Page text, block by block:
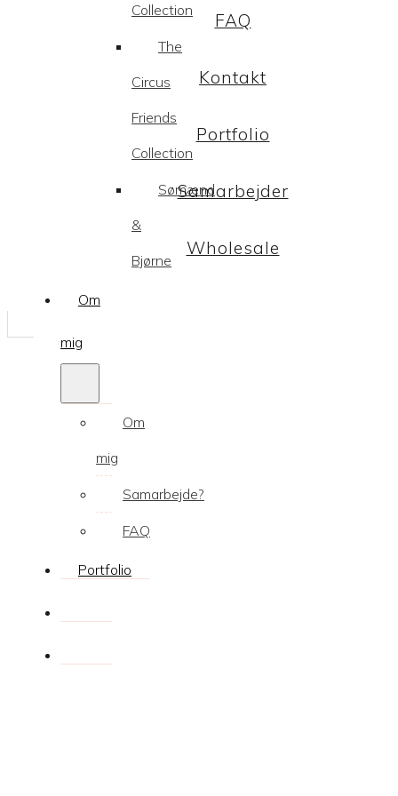
Collection
The
Circus
Friends
Collection
Sømænd
&
Bjørne
Om
mig
Om
mig
Samarbejde?
FAQ
Portfolio
FAQ
Kontakt
Portfolio
Samarbejder
Wholesale